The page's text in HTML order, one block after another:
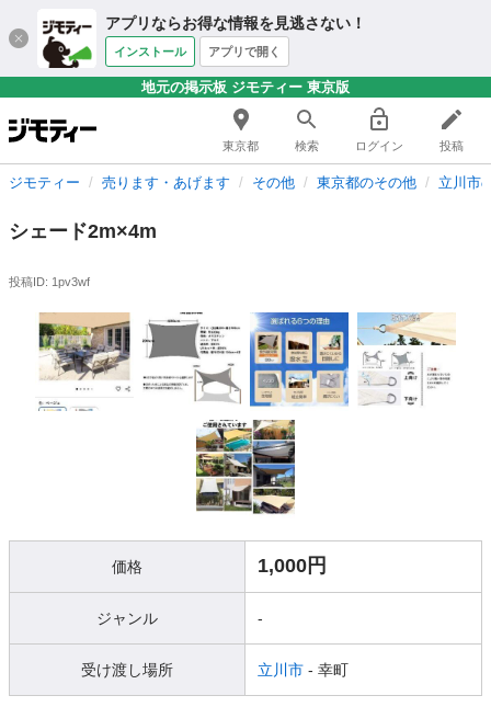
アプリならお得な情報を見逃さない！
インストール アプリで開く
地元の掲示板 ジモティー 東京版
東京都 検索 ログイン 投稿
ジモティー 売ります・あげます その他 東京都のその他 立川市
シェード2m×4m
投稿ID: 1pv3wf
価格 1,000円
ジャンル -
受け渡し場所 立川市 - 幸町